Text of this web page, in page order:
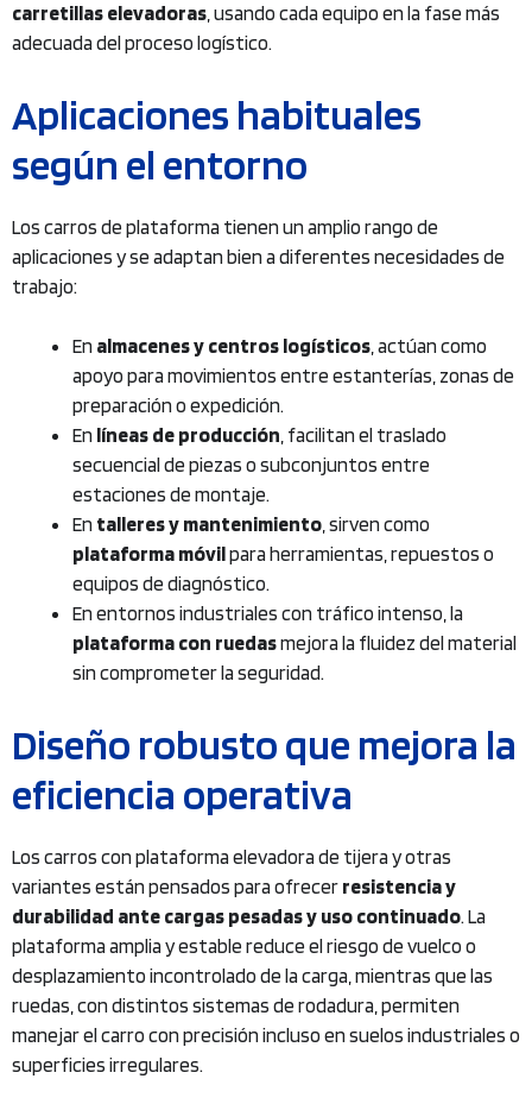
carretillas elevadoras, usando cada equipo en la fase más
adecuada del proceso logístico.
Aplicaciones habituales
según el entorno
Los carros de plataforma tienen un amplio rango de
aplicaciones y se adaptan bien a diferentes necesidades de
trabajo:
En almacenes y centros logísticos, actúan como
apoyo para movimientos entre estanterías, zonas de
preparación o expedición.
En líneas de producción, facilitan el traslado
secuencial de piezas o subconjuntos entre
estaciones de montaje.
En talleres y mantenimiento, sirven como
plataforma móvilpara herramientas, repuestos o
equipos de diagnóstico.
En entornos industriales con tráfico intenso, la
plataforma con ruedasmejora la fluidez del material
sin comprometer la seguridad.
Diseño robusto que mejora la
eficiencia operativa
Los carros con plataforma elevadora de tijera y otras
variantes están pensados para ofrecer resistencia y
durabilidad ante cargas pesadas y uso continuado. La
plataforma amplia y estable reduce el riesgo de vuelco o
desplazamiento incontrolado de la carga, mientras que las
ruedas, con distintos sistemas de rodadura, permiten
manejar el carro con precisión incluso en suelos industriales o
superficies irregulares.